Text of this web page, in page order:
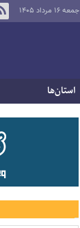
جمعه ۱۶ مرداد ۱۴۰۵
استان‌ها